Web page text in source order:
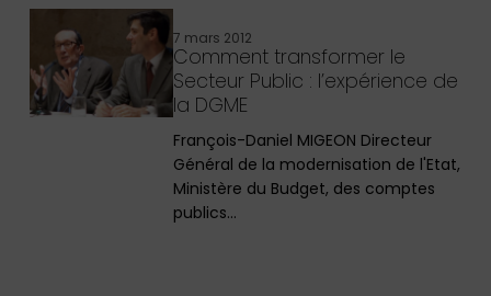
7 mars 2012
Comment transformer le
Secteur Public : l’expérience de
la DGME
François-Daniel MIGEON Directeur
Général de la modernisation de l'Etat,
Ministère du Budget, des comptes
publics…